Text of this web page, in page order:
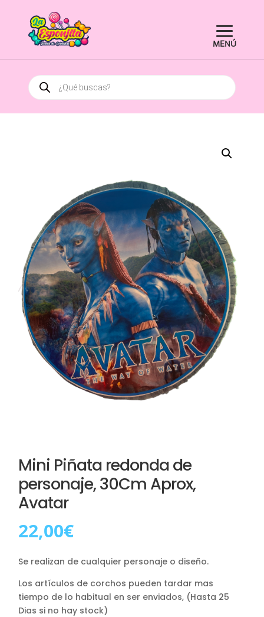
Búsqueda
de
productos
Mini Piñata redonda de
personaje, 30Cm Aprox,
Avatar
22,00€
Se realizan de cualquier personaje o diseño.
Los artículos de corchos pueden tardar mas
tiempo de lo habitual en ser enviados, (Hasta 25
Dias si no hay stock)